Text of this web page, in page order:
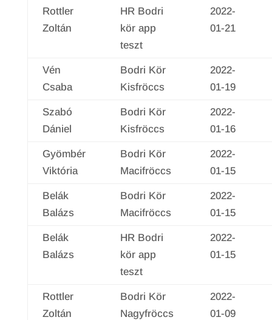
Rottler
Zoltán
HR Bodri
kör app
teszt
2022-
01-21
Vén
Csaba
Bodri Kör
Kisfröccs
2022-
01-19
Szabó
Dániel
Bodri Kör
Kisfröccs
2022-
01-16
Gyömbér
Viktória
Bodri Kör
Macifröccs
2022-
01-15
Belák
Balázs
Bodri Kör
Macifröccs
2022-
01-15
Belák
Balázs
HR Bodri
kör app
teszt
2022-
01-15
Rottler
Zoltán
Bodri Kör
Nagyfröccs
2022-
01-09